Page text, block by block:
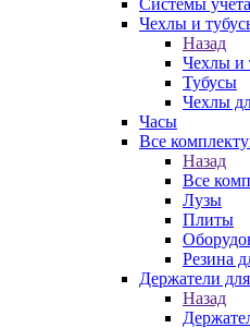
Системы
Чехлы и
Назад
Чехлы и
Тубусы
Чехлы
Часы
Все
Назад
Все
Лузы
Плиты
Резина
Держатели
Назад